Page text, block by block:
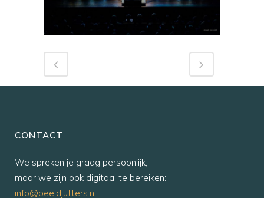
CONTACT
We spreken je graag persoonlijk,
maar we zijn ook digitaal te bereiken:
info@beeldjutters.nl